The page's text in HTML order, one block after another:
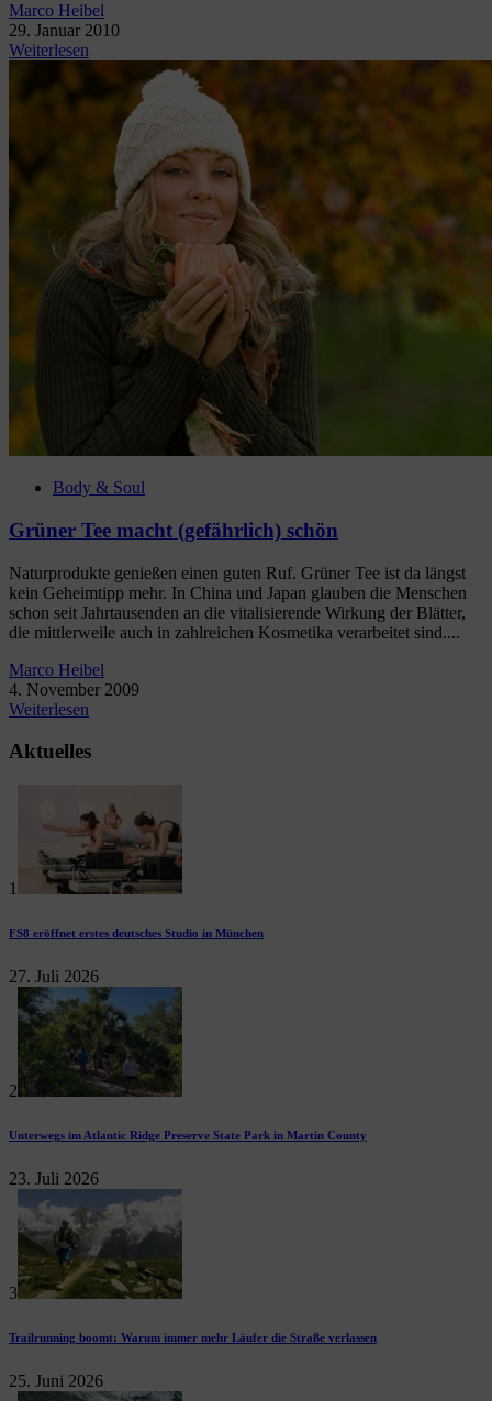
Marco Heibel
29. Januar 2010
Weiterlesen
Body & Soul
Grüner Tee macht (gefährlich) schön
Naturprodukte genießen einen guten Ruf. Grüner Tee ist da längst
kein Geheimtipp mehr. In China und Japan glauben die Menschen
schon seit Jahrtausenden an die vitalisierende Wirkung der Blätter,
die mittlerweile auch in zahlreichen Kosmetika verarbeitet sind....
Marco Heibel
4. November 2009
Weiterlesen
Aktuelles
1
FS8 eröffnet erstes deutsches Studio in München
27. Juli 2026
2
Unterwegs im Atlantic Ridge Preserve State Park in Martin County
23. Juli 2026
3
Trailrunning boomt: Warum immer mehr Läufer die Straße verlassen
25. Juni 2026